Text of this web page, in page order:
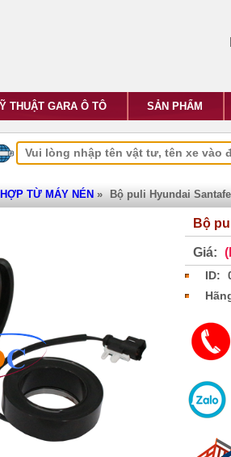
THUẬT GARA Ô TÔ SẢN PHẨM
TỪ MÁY NÉN » Bộ puli Hyundai
Bộ
Giá:
ID: